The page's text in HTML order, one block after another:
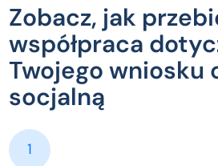
Zobacz, jak
współpraca
Twojego wniosku
socjalną
1